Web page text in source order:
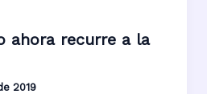
ahora recurre a la
2019